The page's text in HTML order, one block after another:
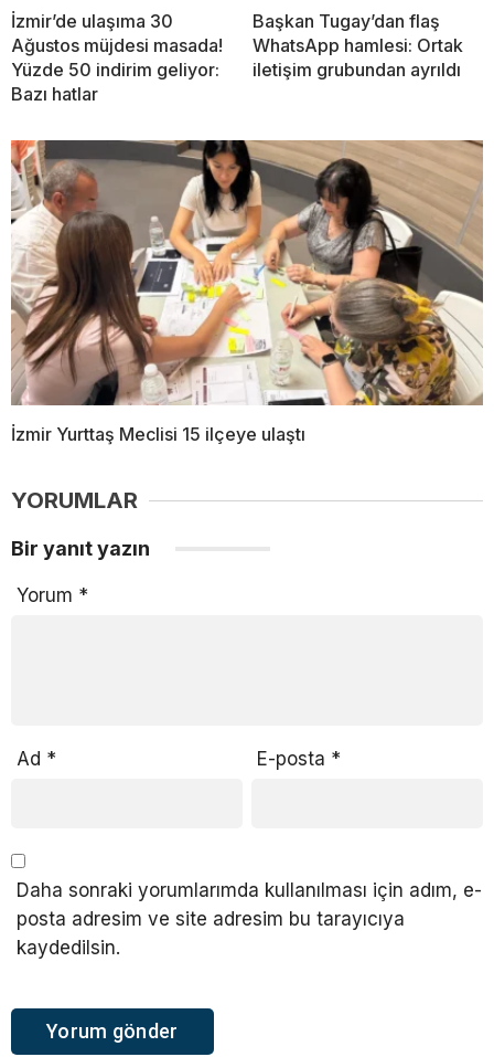
İzmir’de ulaşıma 30
Ağustos müjdesi masada!
Yüzde 50 indirim geliyor:
Bazı hatlar
Başkan Tugay’dan flaş
WhatsApp hamlesi: Ortak
iletişim grubundan ayrıldı
İzmir Yurttaş Meclisi 15 ilçeye ulaştı
YORUMLAR
Bir yanıt yazın
Yorum *
Ad * E-posta *
Daha sonraki yorumlarımda kullanılması için adım, e-
posta adresim ve site adresim bu tarayıcıya
kaydedilsin.